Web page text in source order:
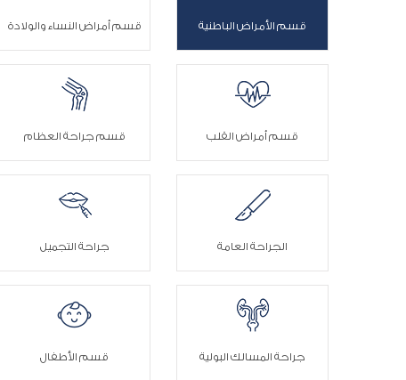
قسم الأمراض الباطنية قسم أمراض النساء والولادة
قسم أمراض القلب قسم جراحة العظام
الجراحة العامة جراحة التجميل
جراحة المسالك البولية قسم الأطفال